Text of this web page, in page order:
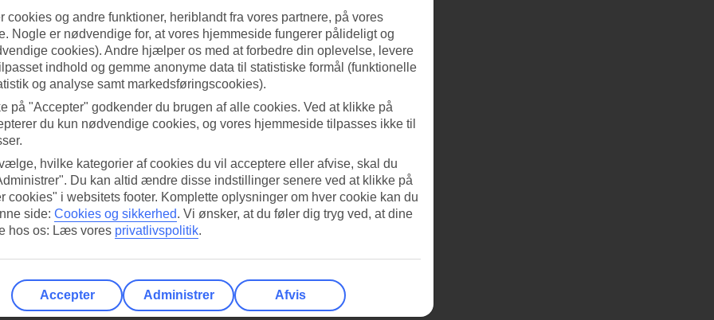
cookies og andre funktioner, heriblandt fra vores partnere, på vores
Nogle er nødvendige for, at vores hjemmeside fungerer pålideligt og
cookies). Andre hjælper os med at forbedre din oplevelse, levere
indhold og gemme anonyme data til statistiske formål (funktionelle
og analyse samt markedsføringscookies).
på "Accepter" godkender du brugen af alle cookies. Ved at klikke på
du kun nødvendige cookies, og vores hjemmeside tilpasses ikke til
hvilke kategorier af cookies du vil acceptere eller afvise, skal du
Du kan altid ændre disse indstillinger senere ved at klikke på
cookies" i websitets footer. Komplette oplysninger om hver cookie kan du
side: Cookies og sikkerhed. Vi ønsker, at du føler dig tryg ved, at dine
hos os: Læs vores privatlivspolitik.
Accepter Administrer Afvis